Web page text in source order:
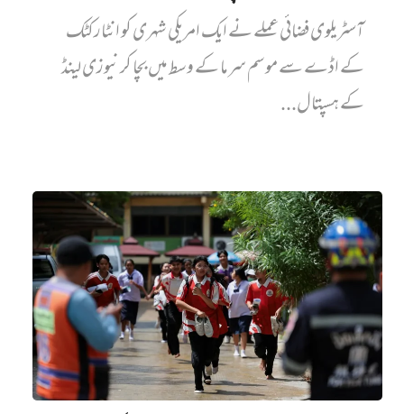
آسٹریلوی فضائی عملے نے ایک امریکی شہری کو انٹارکٹک
کے اڈے سے موسم سرما کے وسط میں بچا کر نیوزی لینڈ
کے ہسپتال...